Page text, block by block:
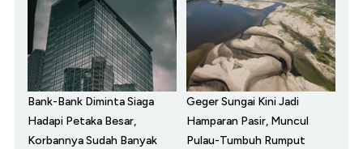
Bank-Bank Diminta Siaga
Hadapi Petaka Besar,
Korbannya Sudah Banyak
Geger Sungai Kini Jadi
Hamparan Pasir, Muncul
Pulau-Tumbuh Rumput